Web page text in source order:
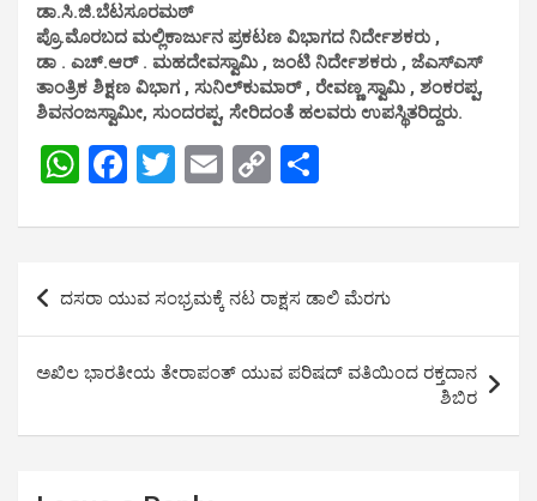
ಡಾ.ಸಿ.ಜಿ.ಬೆಟಸೂರಮಠ್
ಪ್ರೊ.ಮೊರಬದ ಮಲ್ಲಿಕಾರ್ಜುನ ಪ್ರಕಟಣ ವಿಭಾಗದ ನಿರ್ದೇಶಕರು ,
ಡಾ . ಎಚ್.ಆರ್ . ಮಹದೇವಸ್ವಾಮಿ , ಜಂಟಿ ನಿರ್ದೇಶಕರು , ಜೆಎಸ್‌ಎಸ್
ತಾಂತ್ರಿಕ ಶಿಕ್ಷಣ ವಿಭಾಗ , ಸುನಿಲ್‌ಕುಮಾರ್‌ , ರೇವಣ್ಣ ಸ್ವಾಮಿ , ಶಂಕರಪ್ಪ,
ಶಿವನಂಜಸ್ವಾಮೀ, ಸುಂದರಪ್ಪ, ಸೇರಿದಂತೆ ಹಲವರು ಉಪಸ್ಥಿತರಿದ್ದರು.
W
at
s
A
p
F
ce
o
o
T
tt
er
E
ail
C
py
Li
n
k
ar
e
Post
navigation
ದಸರಾ ಯುವ ಸಂಭ್ರಮಕ್ಕೆ ನಟ ರಾಕ್ಷಸ ಡಾಲಿ ಮೆರಗು
ಅಖಿಲ ಭಾರತೀಯ ತೇರಾಪಂತ್ ಯುವ ಪರಿಷದ್ ವತಿಯಿಂದ ರಕ್ತದಾನ
ಶಿಬಿರ